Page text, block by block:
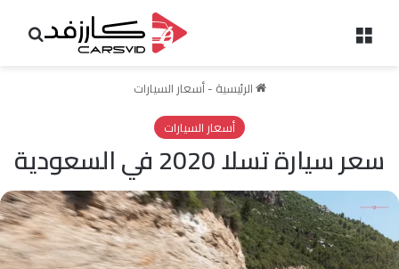
الرئيسية -أسعار السيارات
أسعار السيارات
سعر سيارة تسلا 2020 في السعودية